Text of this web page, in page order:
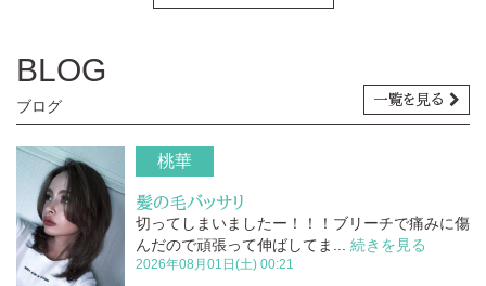
BLOG
ブログ 一覧を見る
桃華
髪の毛バッサリ
切ってしまいましたー！！！ブリーチで痛みに傷
んだので頑張って伸ばしてま...
続きを見る
2026年08月01日(土) 00:21